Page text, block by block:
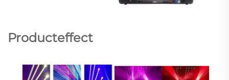
Producteffect